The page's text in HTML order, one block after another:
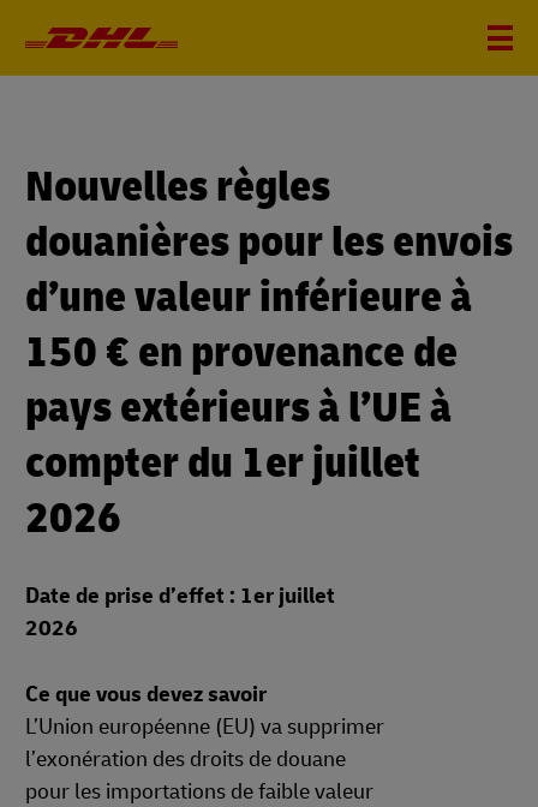
Nouvelles règles
douanières pour les envois
d’une valeur inférieure à
150 € en provenance de
pays extérieurs à l’UE à
compter du 1er juillet
2026
Date de prise d’effet : 1er juillet
2026
Ce que vous devez savoir
L’Union européenne (EU) va supprimer
l’exonération des droits de douane
pour les importations de faible valeur